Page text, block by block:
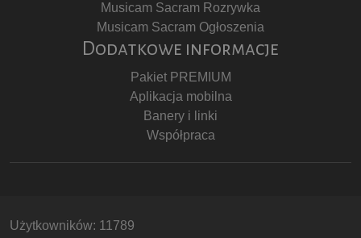
Musicam Sacram Rozrywka
Musicam Sacram Ogłoszenia
Dodatkowe informacje
Pakiet PREMIUM
Aplikacja mobilna
Banery i linki
Współpraca
Użytkowników: 11789